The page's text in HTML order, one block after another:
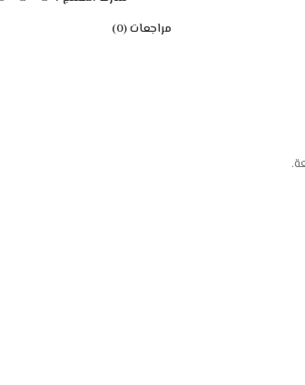
مراجعات (0)